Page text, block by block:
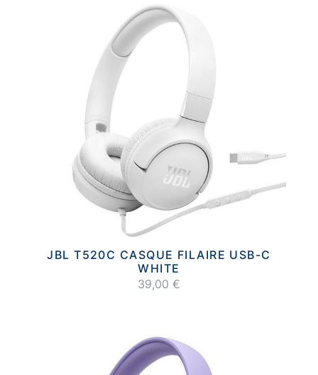
JBL T520C CASQUE FILAIRE USB-C
WHITE
39,00 €